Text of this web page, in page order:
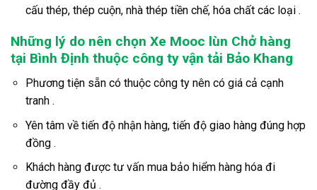
cấu thép, thép cuộn, nhà thép tiền chế, hóa chất các loại .
Những lý do nên chọn Xe Mooc lùn Chở hàng
tại Bình Định thuộc công ty vận tải Bảo Khang
Phương tiện sẵn có thuộc công ty nên có giá cả cạnh
tranh .
Yên tâm về tiến độ nhận hàng, tiến độ giao hàng đúng hợp
đồng .
Khách hàng được tư vấn mua bảo hiểm hàng hóa đi
đường đầy đủ .